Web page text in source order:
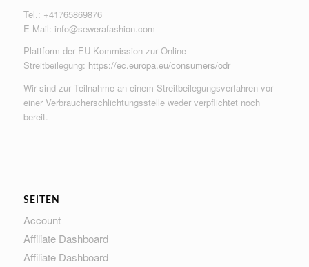
Tel.: +41765869876
E-Mail: info@sewerafashion.com
Plattform der EU-Kommission zur Online-
Streitbeilegung: https://ec.europa.eu/consumers/odr
Wir sind zur Teilnahme an einem Streitbeilegungsverfahren vor
einer Verbraucherschlichtungsstelle weder verpflichtet noch
bereit.
SEITEN
Account
Affiliate Dashboard
Affiliate Dashboard